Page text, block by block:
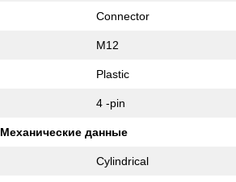
Connector
M12
Plastic
4 -pin
Механические данные
Cylindrical